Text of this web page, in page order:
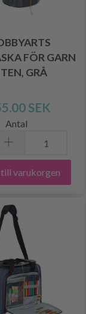
FÖR GARN
GRÅ
SEK
Antal
till varukorgen